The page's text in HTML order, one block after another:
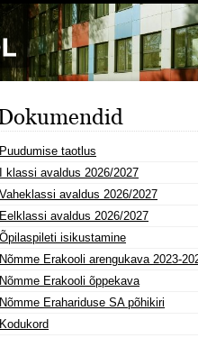
Puudumise taotlus
I klassi avaldus 2026/2027
Vaheklassi avaldus 2026/2027
Eelklassi avaldus 2026/2027
Õpilaspileti isikustamine
Nõmme Erakooli arengukava 2023-
Nõmme Erakooli õppekava
Nõmme Erahariduse SA põhikiri
Kodukord